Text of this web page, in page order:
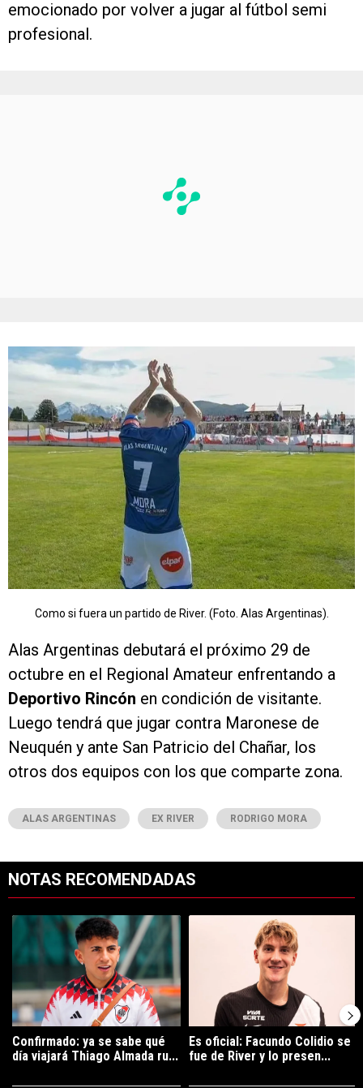
emocionado por volver a jugar al fútbol semi
profesional.
Como si fuera un partido de River. (Foto. Alas Argentinas).
Alas Argentinas debutará el próximo 29 de
octubre en el Regional Amateur enfrentando a
Deportivo Rincón en condición de visitante.
Luego tendrá que jugar contra Maronese de
Neuquén y ante San Patricio del Chañar, los
otros dos equipos con los que comparte zona.
ALAS ARGENTINAS EX RIVER RODRIGO MORA
NOTAS RECOMENDADAS
Un artículo de tendencia con el título "Confirmado: ya se sabe qué
Confirmado: ya se sabe qué
día viajará Thiago Almada ru...
Un artículo de tendencia con el
Es oficial: Facundo Colidio se
fue de River y lo presen...